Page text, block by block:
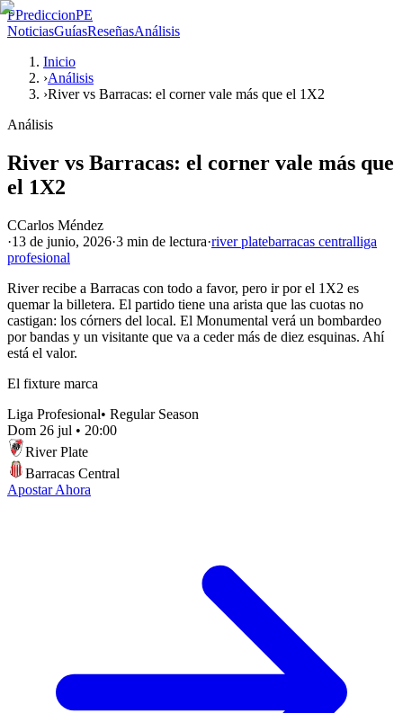
PPrediccionPE
NoticiasGuíasReseñasAnálisis
Inicio
›Análisis
›River vs Barracas: el corner vale más que el 1X2
Análisis
River vs Barracas: el corner vale más que
el 1X2
CCarlos Méndez
·13 de junio, 2026·3 min de lectura·river platebarracas centralliga
profesional
River recibe a Barracas con todo a favor, pero ir por el 1X2 es
quemar la billetera. El partido tiene una arista que las cuotas no
castigan: los córners del local. El Monumental verá un bombardeo
por bandas y un visitante que va a ceder más de diez esquinas. Ahí
está el valor.
El fixture marca
Liga Profesional• Regular Season
Dom 26 jul • 20:00
River Plate
Barracas Central
Apostar Ahora